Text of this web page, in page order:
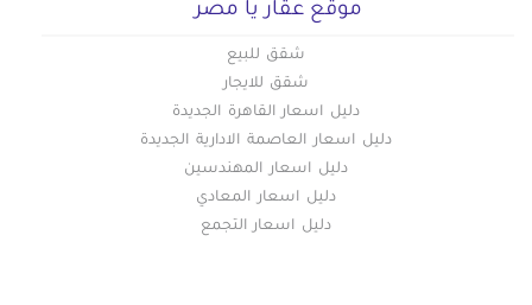
موقع عقار يا مصر
شقق للبيع
شقق للايجار
دليل اسعار القاهرة الجديدة
دليل اسعار العاصمة الادارية الجديدة
دليل اسعار المهندسين
دليل اسعار المعادي
دليل اسعار التجمع